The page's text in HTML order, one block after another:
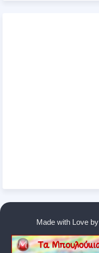
Made with Love by